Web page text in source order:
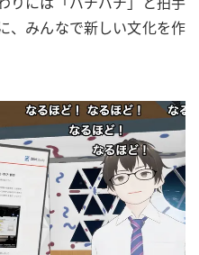
、みんなで新しい文化を作